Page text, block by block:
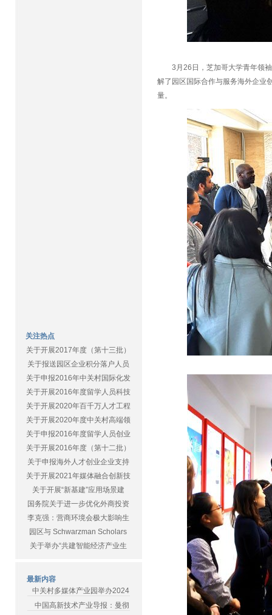
关注热点
关于开展2017年度（第十三批）
关于报送园区企业积分落户人员
关于申报2016年中关村国际化发
关于开展2016年度留学人员科技
关于开展2020年百千万人才工程
关于开展2020年度中关村高端领
关于申报2016年度留学人员创业
关于开展2016年度（第十二批）
关于申报海外人才创业企业支持
关于开展2021年媒体融合创新技
关于开展“新基建”应用场景建
国务院关于进一步优化外商投资
李克强：营商环境会极大影响生
园区与 Schwarzman Scholars
关于举办“共建智能经济产业生
最新内容
中关村多媒体产业园举办2024
中国高新技术产业导报：曼彻
3月26日，芝加哥大学青年领
解了园区国际合作与服务海外企业
量。